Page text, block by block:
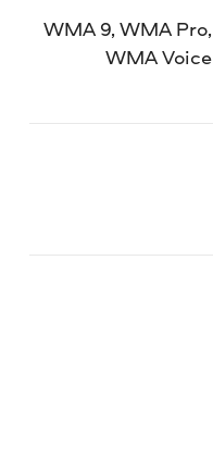
WMA 9, WMA Pro,
WMA Voice